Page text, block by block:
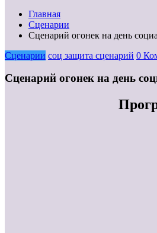
Главная
Сценарии
Сценарий огонек на день
Сценарии соц защита сценарий 0
Сценарий огонек на день